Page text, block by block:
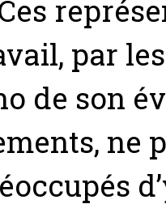
par
de son
ne